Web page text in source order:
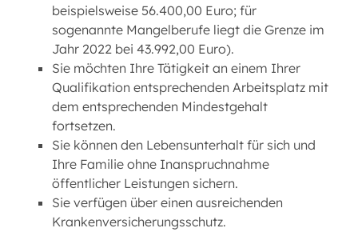
beispielsweise 56.400,00 Euro; für
sogenannte Mangelberufe liegt die Grenze im
Jahr 2022 bei 43.992,00 Euro).
Sie möchten Ihre Tätigkeit an einem Ihrer
Qualifikation entsprechenden Arbeitsplatz mit
dem entsprechenden Mindestgehalt
fortsetzen.
Sie können den Lebensunterhalt für sich und
Ihre Familie ohne Inanspruchnahme
öffentlicher Leistungen sichern.
Sie verfügen über einen ausreichenden
Krankenversicherungsschutz.